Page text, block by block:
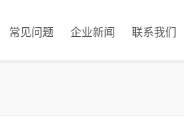
常见问题 企业新闻 联系我们